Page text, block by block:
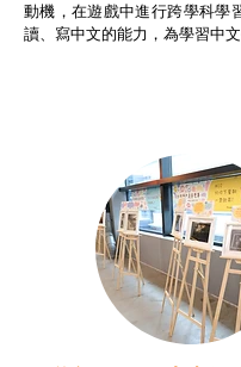
動機，在遊戲中進行跨學科學
讀、寫中文的能力，為學習中文